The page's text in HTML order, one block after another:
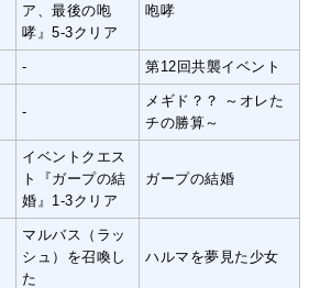
ア、最後の咆
哮』5-3クリア
咆哮
- 第12回共襲イベント
-
メギド？？ ～オレた
チの勝算～
イベントクエス
ト『ガープの結
婚』1-3クリア
ガープの結婚
マルバス（ラッ
シュ）を召喚し
た
ハルマを夢見た少女